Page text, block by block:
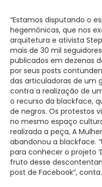
“Estamos disputando o
hegemônicas, que nos
arquitetura e ativista
mais de 30 mil
publicados em dezenas
por seus posts
das articuladoras de um
contra a realização de
o recurso da blackface,
de negros. Os protestos
no mesmo espaço
realizada a peça, A
abandonou a blackface.
para conhecer o projeto
fruto desse
post de Facebook”, conta.